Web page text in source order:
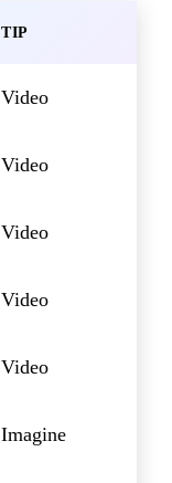
TIP
Video
Video
Video
Video
Video
Imagine